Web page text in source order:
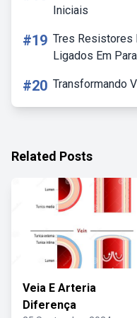
Iniciais
#19 Tres Resistores
Ligados Em
#20 Transformando
Related Posts
Veia E Arteria
Diferença